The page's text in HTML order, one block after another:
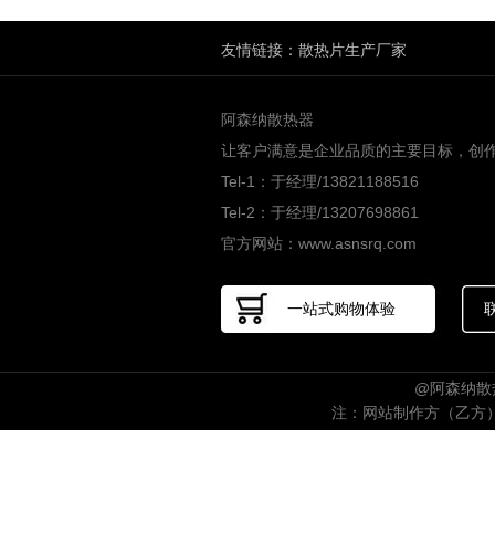
友情链接： 散热片生产厂家
阿森纳散热器
让客户满意是企业品质的主要目标，创
Tel-1：于经理/13821188516
Tel-2：于经理/13207698861
官方网站：www.asnsrq.com
一站式购物体验
@阿森纳
注：网站制作方（乙方